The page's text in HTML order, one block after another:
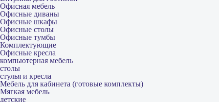
Офисная мебель
Офисные диваны
Офисные шкафы
Офисные столы
Офисные тумбы
Комплектующие
Офисные кресла
компьютерная мебель
столы
стулья и кресла
Мебель для кабинета (готовые комплекты)
Мягкая мебель
детские